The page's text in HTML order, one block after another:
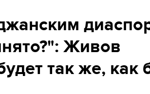
Живов
так же, как